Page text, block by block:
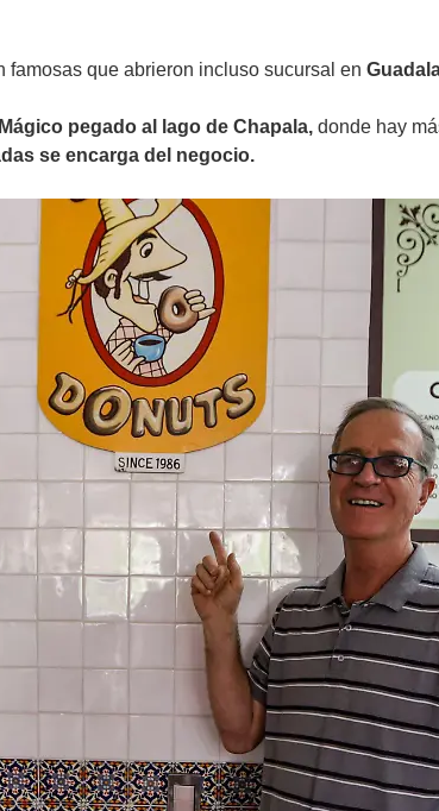
famosas que abrieron incluso sucursal en
pegado al lago de Chapala, donde hay
se encarga del negocio.